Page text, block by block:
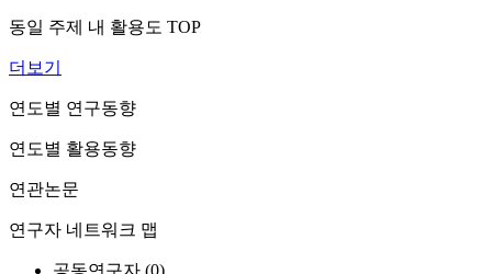
동일 주제 내 활용도 TOP
더보기
연도별 연구동향
연도별 활용동향
연관논문
연구자 네트워크 맵
공동연구자 (0)